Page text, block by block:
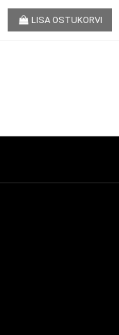
LISA OSTUKORVI